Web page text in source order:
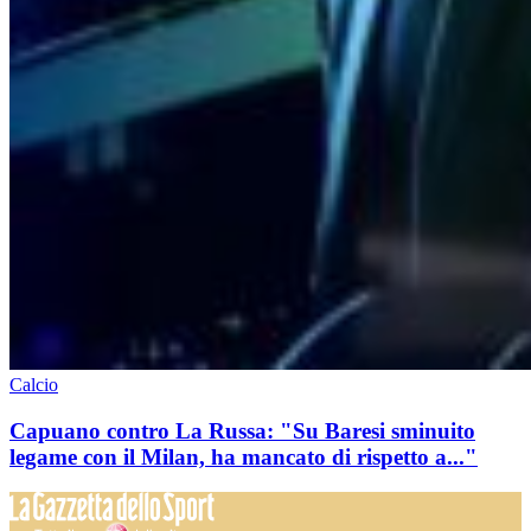
Calcio
Capuano contro La Russa: "Su Baresi sminuito
legame con il Milan, ha mancato di rispetto a..."